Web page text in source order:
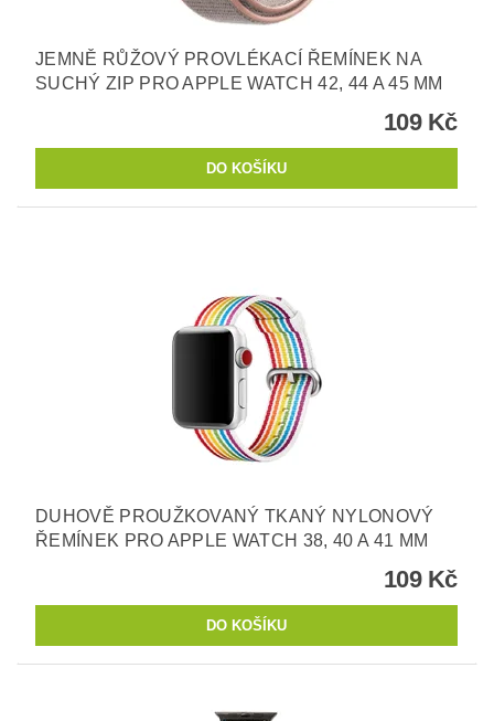
JEMNĚ RŮŽOVÝ PROVLÉKACÍ ŘEMÍNEK NA
SUCHÝ ZIP PRO APPLE WATCH 42, 44 A 45 MM
109 Kč
DUHOVĚ PROUŽKOVANÝ TKANÝ NYLONOVÝ
ŘEMÍNEK PRO APPLE WATCH 38, 40 A 41 MM
109 Kč